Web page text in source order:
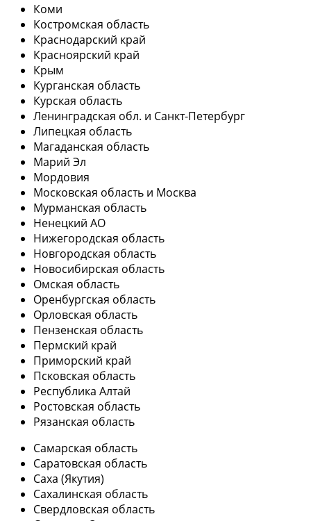
Коми
Костромская область
Краснодарский край
Красноярский край
Крым
Курганская область
Курская область
Ленинградская обл. и Санкт-Петербург
Липецкая область
Магаданская область
Марий Эл
Мордовия
Московская область и Москва
Мурманская область
Ненецкий АО
Нижегородская область
Новгородская область
Новосибирская область
Омская область
Оренбургская область
Орловская область
Пензенская область
Пермский край
Приморский край
Псковская область
Республика Алтай
Ростовская область
Рязанская область
Самарская область
Саратовская область
Саха (Якутия)
Сахалинская область
Свердловская область